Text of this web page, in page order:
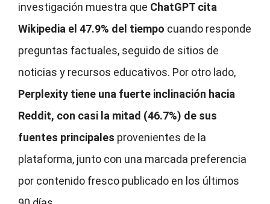
investigación muestra que ChatGPT cita
Wikipedia el 47.9% del tiempo cuando responde
preguntas factuales, seguido de sitios de
noticias y recursos educativos. Por otro lado,
Perplexity tiene una fuerte inclinación hacia
Reddit, con casi la mitad (46.7%) de sus
fuentes principales provenientes de la
plataforma, junto con una marcada preferencia
por contenido fresco publicado en los últimos